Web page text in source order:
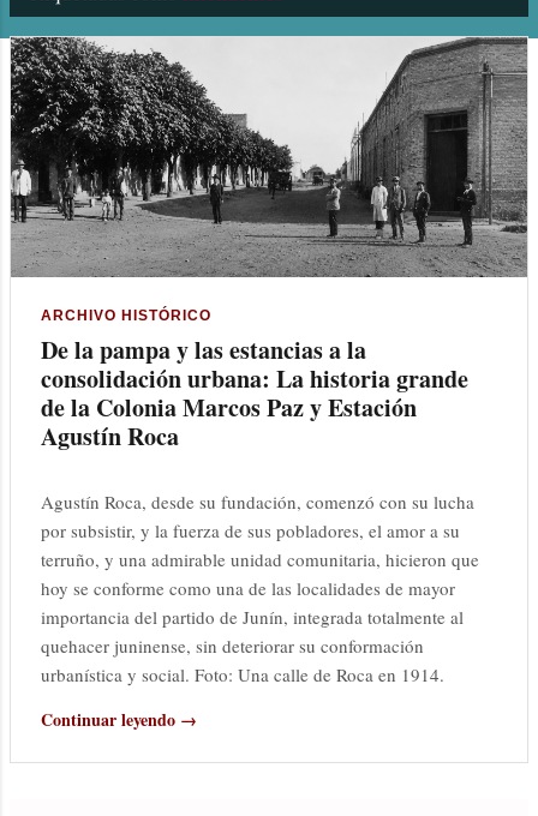
n
t
r
a
d
a
ARCHIVO HISTÓRICO
De la pampa y las estancias a la
consolidación urbana: La historia grande
de la Colonia Marcos Paz y Estación
Agustín Roca
Agustín Roca, desde su fundación, comenzó con su lucha
por subsistir, y la fuerza de sus pobladores, el amor a su
terruño, y una admirable unidad comunitaria, hicieron que
hoy se conforme como una de las localidades de mayor
importancia del partido de Junín, integrada totalmente al
quehacer juninense, sin deteriorar su conformación
urbanística y social. Foto: Una calle de Roca en 1914.
Continuar leyendo →